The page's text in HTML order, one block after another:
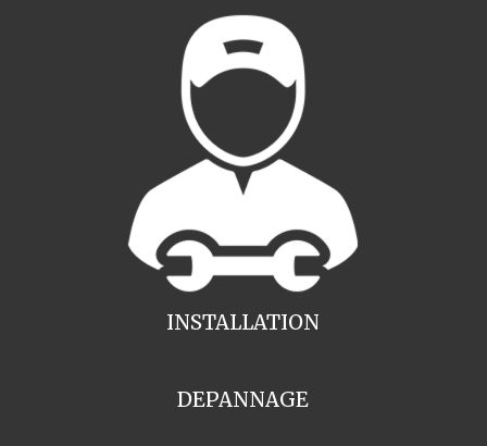
INSTALLATION
DEPANNAGE